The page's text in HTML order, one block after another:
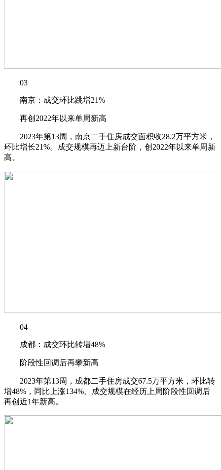
03
南京：成交环比跳增21%
再创2022年以来单周新高
2023年第13周，南京二手住房成交面积收28.2万平方米，
环比增长21%。成交规模再迈上新台阶，创2022年以来单周新
高。
04
成都：成交环比转增48%
阶段性回调后再攀新高
2023年第13周，成都二手住房成交67.5万平方米，环比转
增48%，同比上涨134%。成交规模在经历上周阶段性回调后
再创近1年新高。